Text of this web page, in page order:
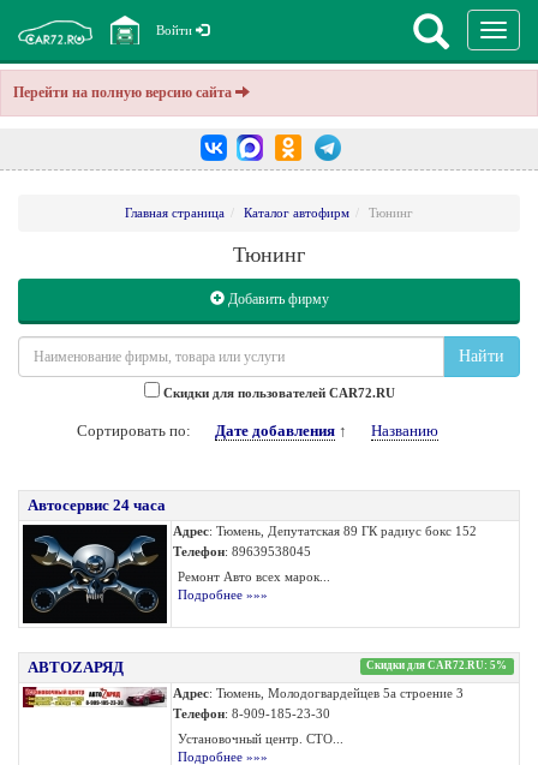
Перейти на полную версию сайта
Войти
Главная страница Каталог автофирм Тюнинг
Тюнинг
Добавить фирму
Найти
Cкидки для пользователей CAR72.RU
Сортировать по: Дате добавления↑ Названию
Автосервис 24 часа
Адрес: Тюмень, Депутатская 89 ГК радиус бокс 152
Телефон: 89639538045
Ремонт Авто всех марок...
Подробнее »»»
АВТОZАРЯД Скидки для CAR72.RU: 5%
Адрес: Тюмень, Молодогвардейцев 5а строение 3
Телефон: 8-909-185-23-30
Установочный центр. СТО...
Подробнее »»»